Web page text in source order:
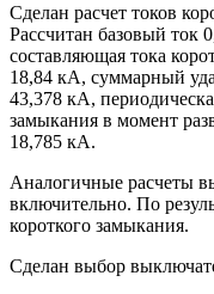
Сделан расчет токов
Рассчитан базовый ток
составляющая тока
18,84 кА, суммарный
43,378 кА,
замыкания в момент
18,785 кА.
Аналогичные расчеты
включительно. По
короткого замыкания.
Сделан выбор